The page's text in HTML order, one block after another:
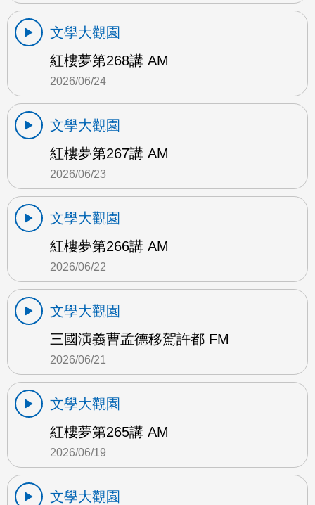
文學大觀園
紅樓夢第268講 AM
2026/06/24
文學大觀園
紅樓夢第267講 AM
2026/06/23
文學大觀園
紅樓夢第266講 AM
2026/06/22
文學大觀園
三國演義曹孟德移駕許都 FM
2026/06/21
文學大觀園
紅樓夢第265講 AM
2026/06/19
文學大觀園